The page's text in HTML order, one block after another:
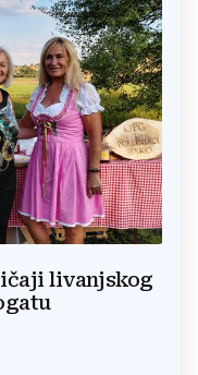
livanjskog